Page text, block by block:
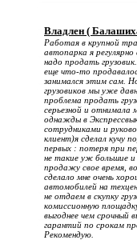
Владлен (
Работая в крупной
автопарка я
надо продать
еще что-то
занимался этим сам.
грузовиков мы уже
проблема продать
серьезной и отнимала
однажды в
сотрудниками и
клиент)я сделал кучу
первых : потеря при
не такие уж большие
продажу свое время,
сделало мне очень
автомобилей на
не отдаем в скупку
комиссионную
выгоднее чем срочный
гарантий по срокам
Рекомендую.